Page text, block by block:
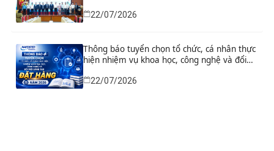
22/07/2026
Thông báo tuyển chọn tổ chức, cá nhân thực
hiện nhiệm vụ khoa học, công nghệ và đổi
22/07/2026